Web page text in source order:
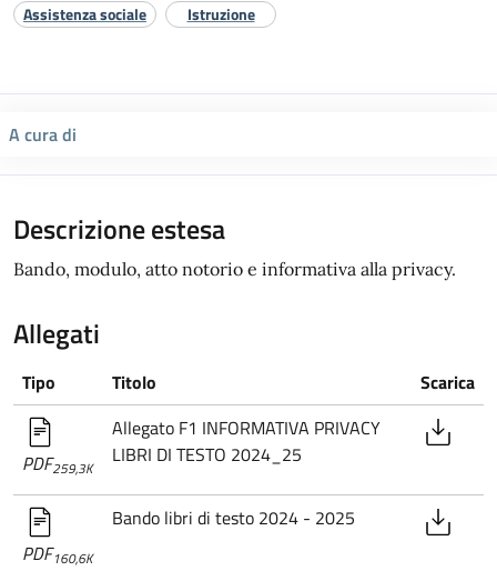
Assistenza sociale Istruzione
A cura di
Descrizione estesa
Bando, modulo, atto notorio e informativa alla privacy.
Allegati
Tipo Titolo Scarica
PDF259,3K
Allegato F1 INFORMATIVA PRIVACY
LIBRI DI TESTO 2024_25
PDF160,6K
Bando libri di testo 2024 - 2025